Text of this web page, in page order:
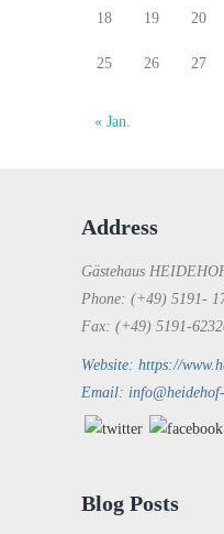
18 19 20
25 26 27
« Jan.
Address
Gästehaus
Phone: (+49) 5191-
Fax: (+49) 5191-
Website: https://
Email:
Blog Posts